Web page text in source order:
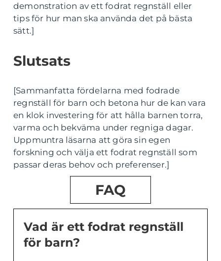
demonstration av ett fodrat regnställ eller
tips för hur man ska använda det på bästa
sätt.]
Slutsats
[Sammanfatta fördelarna med fodrade
regnställ för barn och betona hur de kan vara
en klok investering för att hålla barnen torra,
varma och bekväma under regniga dagar.
Uppmuntra läsarna att göra sin egen
forskning och välja ett fodrat regnställ som
passar deras behov och preferenser.]
FAQ
Vad är ett fodrat regnställ
för barn?